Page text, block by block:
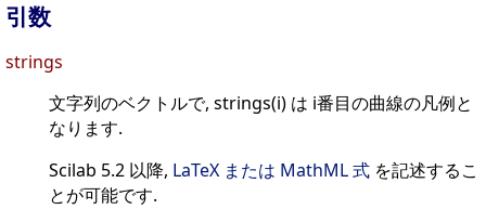
引数
strings
文字列のベクトルで, strings(i) は i番目の曲線の凡例と
なります.
Scilab 5.2 以降, LaTeX または MathML 式 を記述するこ
とが可能です.